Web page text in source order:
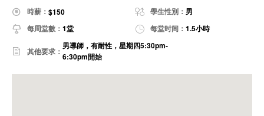
時薪： $150 學生性別： 男
每周堂數： 1堂 每堂时间： 1.5小時
其他要求：
男導師，有耐性，星期四5:30pm-
6:30pm開始